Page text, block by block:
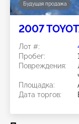
Будущая продажа
2007
Лот #:
Пробег:
Повреждения:
Площадка:
Дата торгов: